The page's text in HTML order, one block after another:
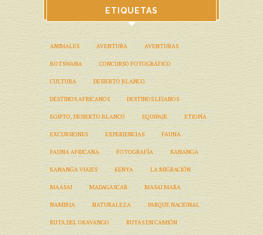
ETIQUETAS
ANIMALES AVENTURA AVENTURAS
BOTSWANA CONCURSO FOTOGRÁFICO
CULTURA DESIERTO BLANCO
DESTINOS AFRICANOS DESTINOS LEJANOS
EGIPTO, DESIERTO BLANCO EQUIPAJE ETIOPÍA
EXCURSIONES EXPERIENCIAS FAUNA
FAUNA AFRICANA FOTOGRAFÍA KANANGA
KANANGA VIAJES KENYA LA MIGRACIÓN
MAASAI MADAGASCAR MASAI MARA
NAMIBIA NATURALEZA PARQUE NACIONAL
RUTA DEL OKAVANGO RUTAS EN CAMIÓN